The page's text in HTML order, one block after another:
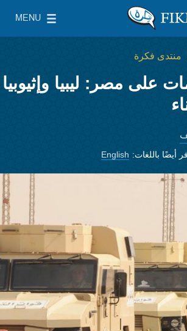
الشرق الأدنى
MENU
Main Menu
منتدى فكرة
على مصر: ليبيا وإثيوبيا
أيضًا باللغات: English